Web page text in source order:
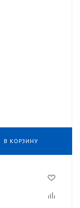
В КОРЗИНУ